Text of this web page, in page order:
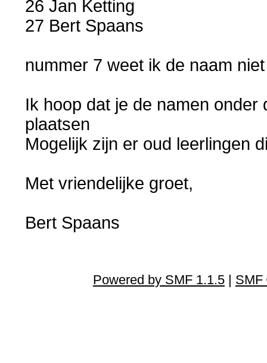
26 Jan Ketting
27 Bert Spaans
nummer 7 weet ik de naam
Ik hoop dat je de namen onder
plaatsen
Mogelijk zijn er oud leerlingen
Met vriendelijke groet,
Bert Spaans
Powered by SMF 1.1.5 | SMF